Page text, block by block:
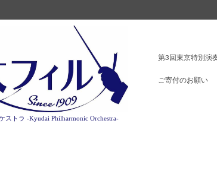
ストラ -Kyudai Philharmonic Orchestra-
第3回東京特別演
ご寄付のお願い